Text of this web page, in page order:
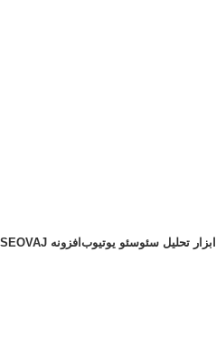
ابزار تحلیل سئوسئو یوتیوبافزونه SEOVAJ